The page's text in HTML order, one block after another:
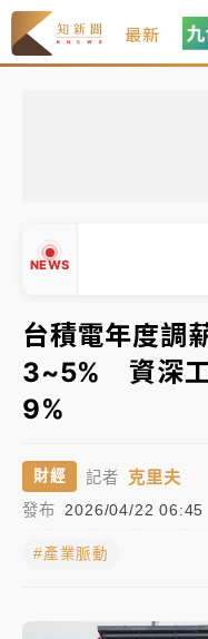
最新
NEWS
中信慈善基金會想增
駁 理由曝光
故宮《龍藏經》特
周六起展出延長至晚
台東農業處長涉圖
押庭
父親節泡湯了！中颱
雨熱區曝
女律師陳昱瑄詐慈濟
旅局回應了
▼
台積電年度調
3~5% 資深工
9%
財經 記者 克里夫
發布 2026/04/22 06:45
#產業脈動